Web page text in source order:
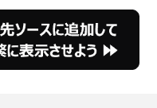
。
ヨタ
ッ